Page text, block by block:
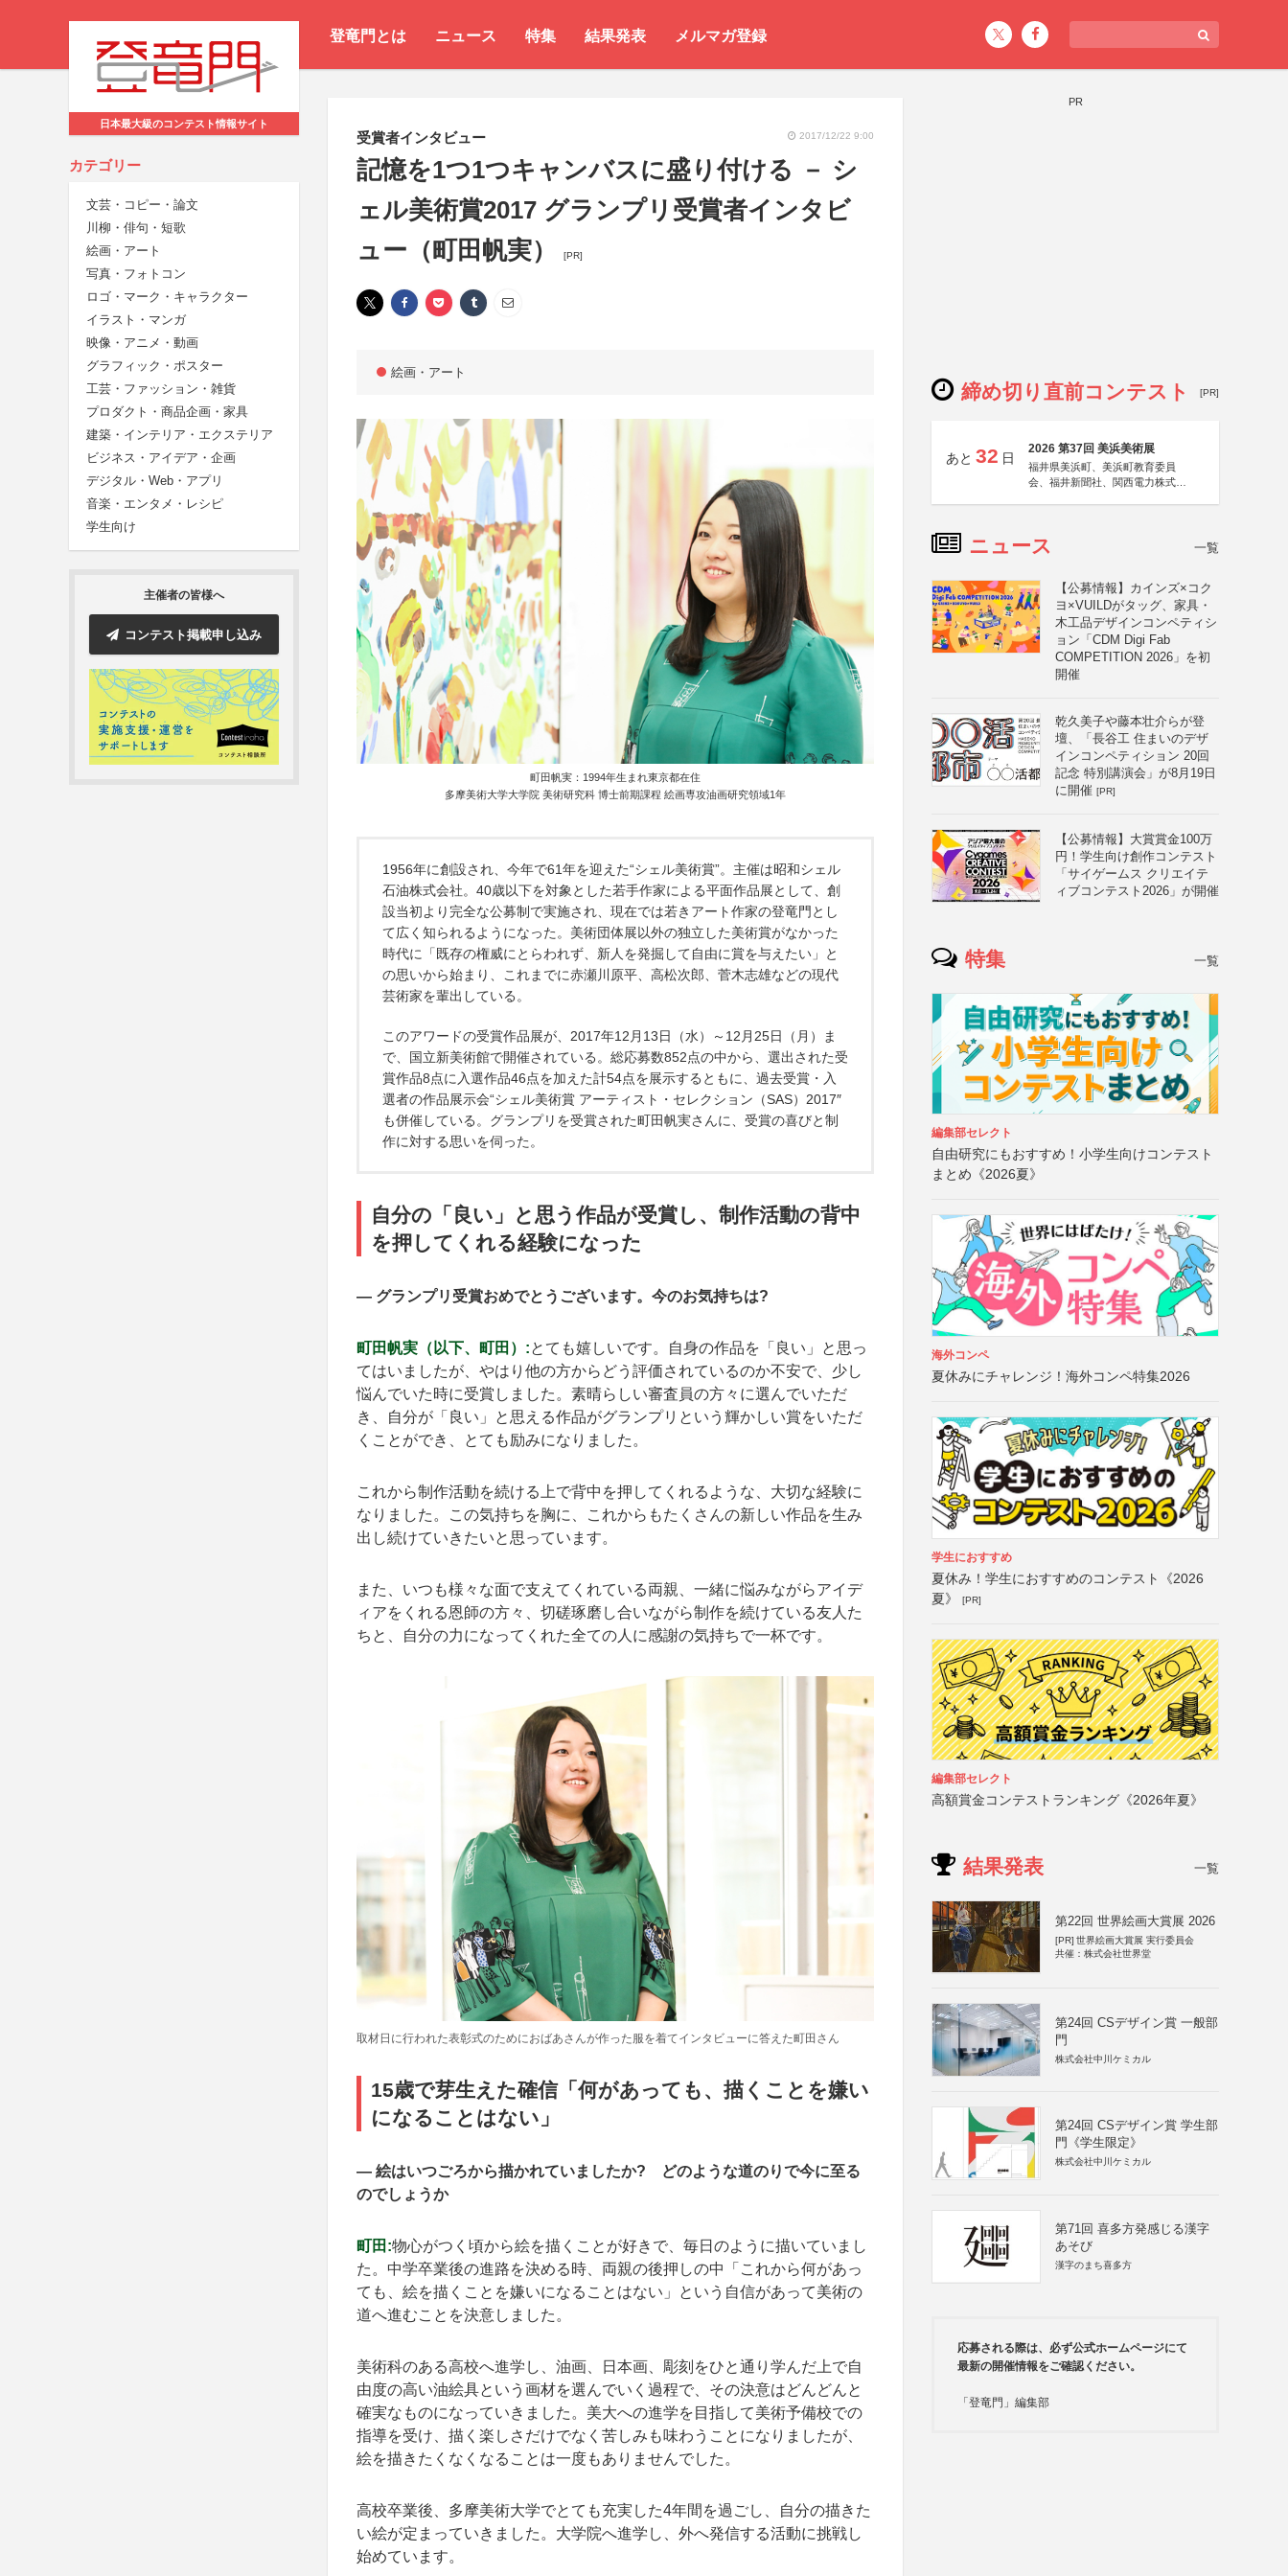
登竜門とは ニュース 特集 結果発表 メルマガ登録
日本最大級のコンテスト情報サイト
カテゴリー
文芸・コピー・論文
川柳・俳句・短歌
絵画・アート
写真・フォトコン
ロゴ・マーク・キャラクター
イラスト・マンガ
映像・アニメ・動画
グラフィック・ポスター
工芸・ファッション・雑貨
プロダクト・商品企画・家具
建築・インテリア・エクステリア
ビジネス・アイデア・企画
デジタル・Web・アプリ
音楽・エンタメ・レシピ
学生向け
主催者の皆様へ
コンテスト掲載申し込み
受賞者インタビュー 2017/12/22 9:00
記憶を1つ1つキャンバスに盛り付ける － シ
ェル美術賞2017 グランプリ受賞者インタビ
ュー（町田帆実）
[PR]
絵画・アート
町田帆実：1994年生まれ東京都在住
多摩美術大学大学院 美術研究科 博士前期課程 絵画専攻油画研究領域1年
1956年に創設され、今年で61年を迎えた“シェル美術賞”。主催は昭和シェル
石油株式会社。40歳以下を対象とした若手作家による平面作品展として、創
設当初より完全な公募制で実施され、現在では若きアート作家の登竜門とし
て広く知られるようになった。美術団体展以外の独立した美術賞がなかった
時代に「既存の権威にとらわれず、新人を発掘して自由に賞を与えたい」と
の思いから始まり、これまでに赤瀬川原平、高松次郎、菅木志雄などの現代
芸術家を輩出している。
このアワードの受賞作品展が、2017年12月13日（水）～12月25日（月）ま
で、国立新美術館で開催されている。総応募数852点の中から、選出された受
賞作品8点に入選作品46点を加えた計54点を展示するともに、過去受賞・入
選者の作品展示会“シェル美術賞 アーティスト・セレクション（SAS）2017″
も併催している。グランプリを受賞された町田帆実さんに、受賞の喜びと制
作に対する思いを伺った。
自分の「良い」と思う作品が受賞し、制作活動の背中
を押してくれる経験になった
— グランプリ受賞おめでとうございます。今のお気持ちは?
町田帆実（以下、町田）:とても嬉しいです。自身の作品を「良い」と思っ
てはいましたが、やはり他の方からどう評価されているのか不安で、少し
悩んでいた時に受賞しました。素晴らしい審査員の方々に選んでいただ
き、自分が「良い」と思える作品がグランプリという輝かしい賞をいただ
くことができ、とても励みになりました。
これから制作活動を続ける上で背中を押してくれるような、大切な経験に
なりました。この気持ちを胸に、これからもたくさんの新しい作品を生み
出し続けていきたいと思っています。
また、いつも様々な面で支えてくれている両親、一緒に悩みながらアイデ
ィアをくれる恩師の方々、切磋琢磨し合いながら制作を続けている友人た
ちと、自分の力になってくれた全ての人に感謝の気持ちで一杯です。
取材日に行われた表彰式のためにおばあさんが作った服を着てインタビューに答えた町田さん
15歳で芽生えた確信「何があっても、描くことを嫌い
になることはない」
— 絵はいつごろから描かれていましたか? どのような道のりで今に至る
のでしょうか
町田:物心がつく頃から絵を描くことが好きで、毎日のように描いていまし
た。中学卒業後の進路を決める時、両親の後押しの中「これから何があっ
ても、絵を描くことを嫌いになることはない」という自信があって美術の
道へ進むことを決意しました。
美術科のある高校へ進学し、油画、日本画、彫刻をひと通り学んだ上で自
由度の高い油絵具という画材を選んでいく過程で、その決意はどんどんと
確実なものになっていきました。美大への進学を目指して美術予備校での
指導を受け、描く楽しさだけでなく苦しみも味わうことになりましたが、
絵を描きたくなくなることは一度もありませんでした。
高校卒業後、多摩美術大学でとても充実した4年間を過ごし、自分の描きた
い絵が定まっていきました。大学院へ進学し、外へ発信する活動に挑戦し
始めています。
PR
締め切り直前コンテスト [PR]
あと 32 日
2026 第37回 美浜美術展
福井県美浜町、美浜町教育委員
会、福井新聞社、関西電力株式会
ニュース 一覧
【公募情報】カインズ×コク
ヨ×VUILDがタッグ、家具・
木工品デザインコンペティシ
ョン「CDM Digi Fab
COMPETITION 2026」を初
開催
乾久美子や藤本壮介らが登
壇、「長谷工 住まいのデザ
インコンペティション 20回
記念 特別講演会」が8月19日
に開催 [PR]
【公募情報】大賞賞金100万
円！学生向け創作コンテスト
「サイゲームス クリエイテ
ィブコンテスト2026」が開催
特集 一覧
編集部セレクト
自由研究にもおすすめ！小学生向けコンテスト
まとめ《2026夏》
海外コンペ
夏休みにチャレンジ！海外コンペ特集2026
学生におすすめ
夏休み！学生におすすめのコンテスト《2026
夏》
[PR]
編集部セレクト
高額賞金コンテストランキング《2026年夏》
結果発表 一覧
第22回 世界絵画大賞展 2026
[PR] 世界絵画大賞展 実行委員会
共催：株式会社世界堂
第24回 CSデザイン賞 一般部
門
株式会社中川ケミカル
第24回 CSデザイン賞 学生部
門《学生限定》
株式会社中川ケミカル
第71回 喜多方発感じる漢字
あそび
漢字のまち喜多方
応募される際は、必ず公式ホームページにて
最新の開催情報をご確認ください。
「登竜門」編集部